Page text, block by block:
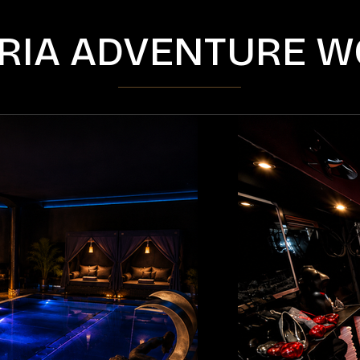
ADVENTURE